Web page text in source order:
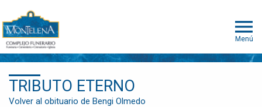
Menú
TRIBUTO ETERNO
Volver al obituario de Bengi Olmedo